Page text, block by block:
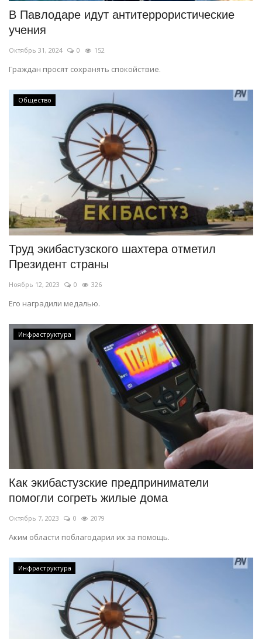
В Павлодаре идут антитеррористические
учения
Октябрь 31, 2024 0 152
Граждан просят сохранять спокойствие.
Общество
Труд экибастузского шахтера отметил
Президент страны
Ноябрь 12, 2023 0 326
Его наградили медалью.
Инфраструктура
Как экибастузские предприниматели
помогли согреть жилые дома
Октябрь 7, 2023 0 2079
Аким области поблагодарил их за помощь.
Инфраструктура